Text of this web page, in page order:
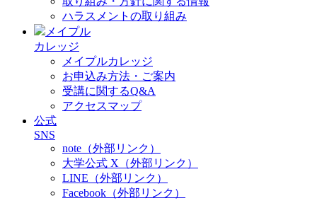
ハラスメントの取り組み
メイプル
カレッジ
メイプルカレッジ
お申込み方法・ご案内
受講に関するQ&A
アクセスマップ
公式
SNS
note（外部リンク）
大学公式 X（外部リンク）
LINE（外部リンク）
Facebook（外部リンク）